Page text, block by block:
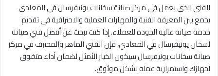
الفني الذي يعمل في مركز صيانة سخانات يونيفرسال في المعادي
يجمع بين المعرفة الفنية والمهارات العملية والاحترافية في تقديم
خدمة صيانة عالية الجودة للعملاء. إذا كنت تبحث عن أفضل فني صيانة
لسخان يونيفرسال في المعادي، فإن الفني الماهر والمحترف في مركز
صيانة سخانات يونيفرسال سيكون الخيار الأمثل لضمان أداء متفوق
لجهازك واستمرارية عمله بشكل موثوق.